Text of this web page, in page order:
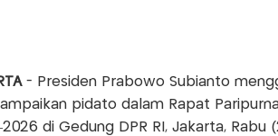
- Presiden Prabowo Subianto
pidato dalam Rapat
di Gedung DPR RI, Jakarta, Rabu